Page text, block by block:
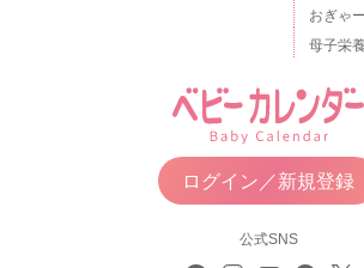
おぎゃ
母子栄
ログイン／新規登録
公式SNS